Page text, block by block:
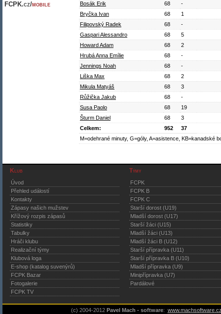
FCPK.cz/mobile
Bosák Erik
68
-
Bryčka Ivan
68
1
Filipovský Radek
68
-
Gaspari Alessandro
68
5
Howard Adam
68
2
Hrubá Anna Emílie
68
-
Jennings Noah
68
-
Liška Max
68
2
Mikula Matyáš
68
3
Růžička Jakub
68
-
Susa Paolo
68
19
Šturm Daniel
68
3
Celkem:
952
37
M=odehrané minuty, G=góly, A=asistence, KB=kanadské
Klub
Úvod
Přehled událostí
Kontakty
Zápasy našich mužstev
Křížový rozpis zápasů
Statistiky
Tabulky
Hráči klubu
Realizační týmy
Klubová loga
E-shop (katalog suvenýrů)
FCPK Bazar
Fotogalerie
FCPK TV
Týmy
FCPK
FCPK B
FCPK C
Starší dorost (U19)
Mladší dorost (U17)
Starší žáci (U15)
Mladší žáci (U13)
Mladší žáci B (U12)
Starší přípravka (U11)
Starší přípravka B (U10)
Mladší přípravka (U9)
Minipřípravka (U7)
Pardálové
(c) 2004-2012 Pavel Mach - software: